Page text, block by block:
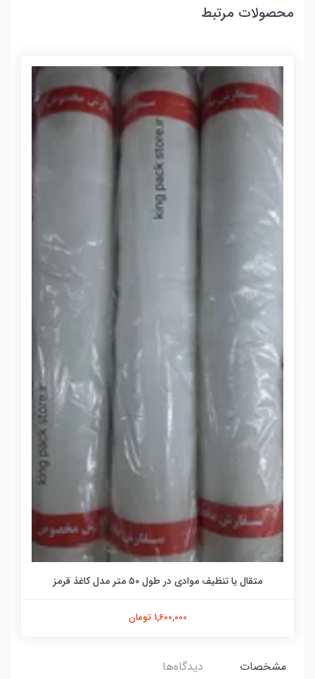
محصولات مرتبط
متقال یا تنظیف موادی در طول ۵۰ متر مدل کاغذ قرمز
1,600,000 تومان
مشخصات دیدگاه‌ها